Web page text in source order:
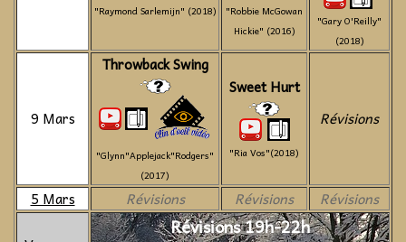
"Raymond Sarlemijn" (2018)
"Robbie McGowan
Hickie" (2016)
"Gary O'Reilly"
(2018)
9 Mars
Throwback Swing
"Glynn"Applejack"Rodgers"
(2017)
Sweet Hurt
"Ria Vos"(2018)
Révisions
5 Mars Révisions Révisions Révisions
Révisions 19h-22h